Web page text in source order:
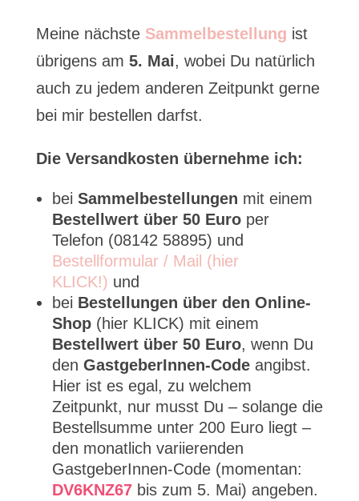
Meine nächste Sammelbestellung ist
übrigens am 5. Mai, wobei Du natürlich
auch zu jedem anderen Zeitpunkt gerne
bei mir bestellen darfst.
Die Versandkosten übernehme ich:
bei Sammelbestellungen mit einem
Bestellwert über 50 Euro per
Telefon (08142 58895) und
Bestellformular / Mail (hier
KLICK!) und
bei Bestellungen über den Online-
Shop (hier KLICK) mit einem
Bestellwert über 50 Euro, wenn Du
den GastgeberInnen-Codeangibst.
Hier ist es egal, zu welchem
Zeitpunkt, nur musst Du – solange die
Bestellsumme unter 200 Euro liegt –
den monatlich variierenden
GastgeberInnen-Code (momentan:
DV6KNZ67bis zum 5. Mai) angeben.